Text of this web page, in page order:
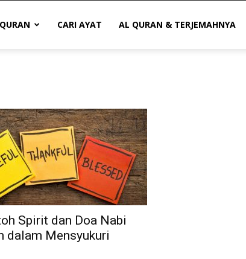
CARI AYAT AL QURAN & TERJEMAHNYA
Spirit dan Doa Nabi
dalam Mensyukuri